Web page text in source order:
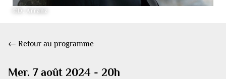
©D. Arranz
← Retour au programme
Mer. 7 août 2024 - 20h